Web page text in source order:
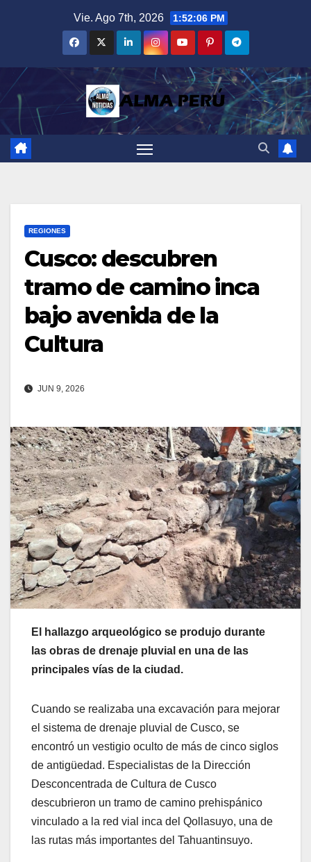
Vie. Ago 7th, 2026 1:52:07 PM
REGIONES
Cusco: descubren
tramo de camino inca
bajo avenida de la
Cultura
JUN 9, 2026
El hallazgo arqueológico se produjo durante
las obras de drenaje pluvial en una de las
principales vías de la ciudad.
Cuando se realizaba una excavación para mejorar
el sistema de drenaje pluvial de Cusco, se
encontró un vestigio oculto de más de cinco siglos
de antigüedad. Especialistas de la Dirección
Desconcentrada de Cultura de Cusco
descubrieron un tramo de camino prehispánico
vinculado a la red vial inca del Qollasuyo, una de
las rutas más importantes del Tahuantinsuyo.